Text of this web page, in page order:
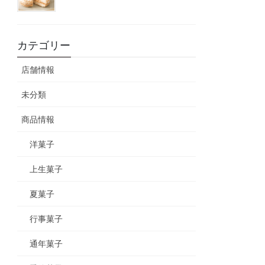
カテゴリー
店舗情報
未分類
商品情報
洋菓子
上生菓子
夏菓子
行事菓子
通年菓子